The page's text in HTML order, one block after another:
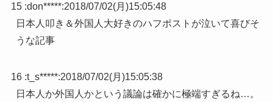
15 :don*****:2018/07/02(月)15:05:48
日本人叩き＆外国人大好きのハフポストが泣いて喜びそ
うな記事
16 :t_s*****:2018/07/02(月)15:05:38
日本人か外国人かという議論は確かに極端すぎるね…。